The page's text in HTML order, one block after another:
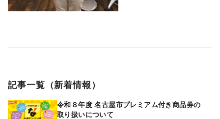
記事一覧（新着情報）
令和８年度 名古屋市プレミアム付き商品券の
取り扱いについて